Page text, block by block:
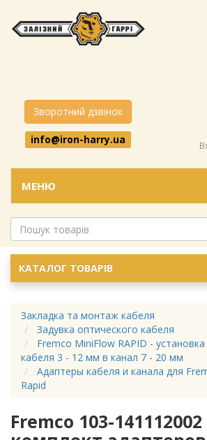
Зворотний дзвінок
info@iron-harry.ua
МЕНЮ
КАТАЛОГ ТОВАРІВ
Закладка та монтаж кабеля
Задувка оптического кабеля
Fremco MiniFlow RAPID - установка
кабеля 3 - 12 мм в канал 7 - 20 мм
Адаптеры кабеля и канала для
Rapid
Fremco 103-141112002